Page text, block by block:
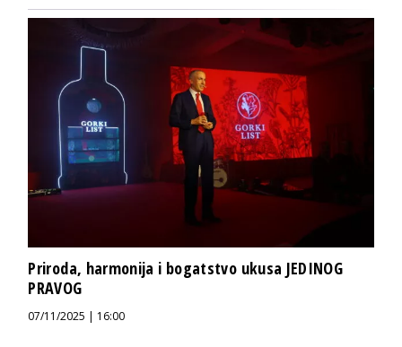
Priroda, harmonija i bogatstvo ukusa JEDINOG
PRAVOG
07/11/2025 | 16:00